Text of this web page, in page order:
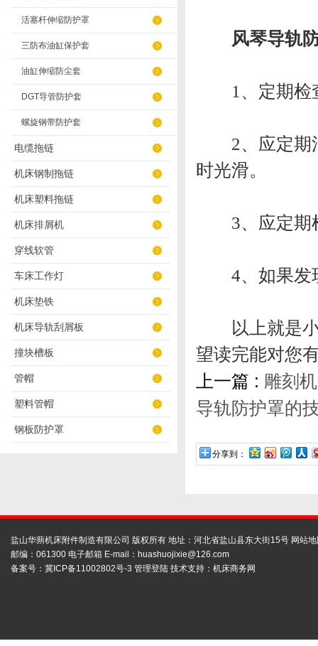
活塞杆伸缩防护罩
三防布油缸保护套
油缸伸缩防尘套
DGT导管防护套
螺旋钢带防护套
电缆拖链
机床钢制拖链
机床塑料拖链
机床排屑机
穿线软管
车床工作灯
机床垫铁
机床导轨刮屑板
撞块槽板
管帽
塑料管帽
钢板防护罩
风琴导轨
1、定期检查
2、应定期清
时光滑。
3、应定期检
4、如果发现
以上就是小
望读完能对您
上一篇 : 雕刻
导轨防护罩的
分享到：
盐山华蒴机床附件制造有限公司 版权所有 地址：河北省盐山县东大街15号 网站
邮编：061300 电子邮箱 E-mail： huashuojixie@126.com
备案号： 冀ICP备11002802号-3 管理登陆 技术支持： 机床商务网